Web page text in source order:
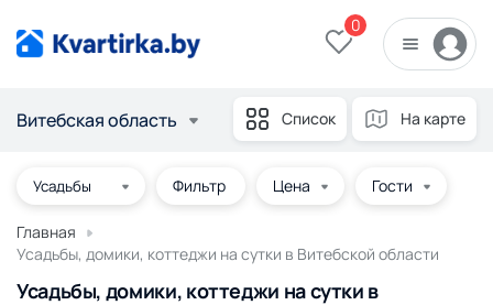
0
Витебская область Список На карте
Фильтр Цена Гости
Главная
Усадьбы, домики, коттеджи на сутки в Витебской области
Усадьбы, домики, коттеджи на сутки в